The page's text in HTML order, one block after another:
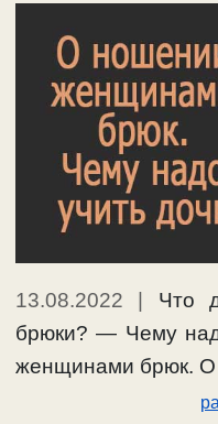
Ещё…
#женщина,#одежда
13.08.2022 | Что
брюки? — Чему
женщинами брюк.